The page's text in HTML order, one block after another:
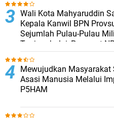
Wali Kota Mahyaruddin
Kepala Kanwil BPN
Sejumlah Pulau-Pulau
Tanjungbalai, Percepat
Sertifikasi Aset
Mewujudkan Masyarakat
Asasi Manusia Melalui
P5HAM